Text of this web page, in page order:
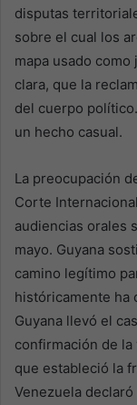
disputas
sobre el cual los
mapa usado
clara, que la
del cuerpo
un hecho casual.
La preocupación
Corte
audiencias orales
mayo. Guyana
camino legítimo
históricamente ha
Guyana llevó el
confirmación de
que estableció la
Venezuela